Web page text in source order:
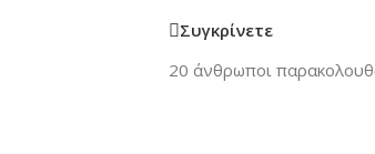
Συγκρίνετε
20 άνθρωποι